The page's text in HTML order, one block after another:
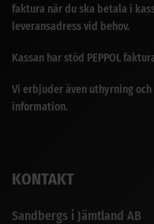
faktura när du ska betala i
leveransadress vid behov.
Kassan har stöd PEPPOL
Vi erbjuder även uthyrning
information.
KONTAKT
Sandbergs i Jämtland AB